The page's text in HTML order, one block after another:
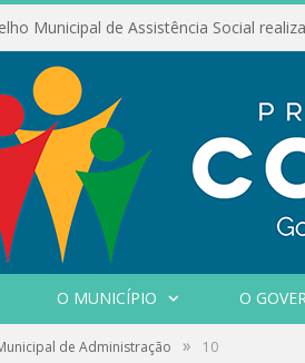
O MUNICÍPIO O
de Administração » 10